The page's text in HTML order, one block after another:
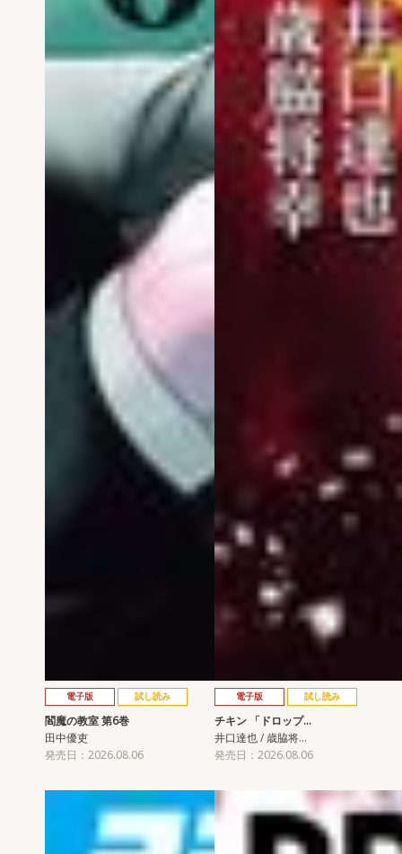
電子版 試し読み
閻魔の教室 第6巻
田中優吏
発売日：2026.08.06
電子版 試し読み
チキン 「ドロップ…
井口達也 / 歳脇将…
発売日：2026.08.06